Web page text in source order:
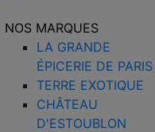
NOS MARQUES
LA GRANDE
ÉPICERIE DE PARIS
TERRE EXOTIQUE
CHÂTEAU
D'ESTOUBLON